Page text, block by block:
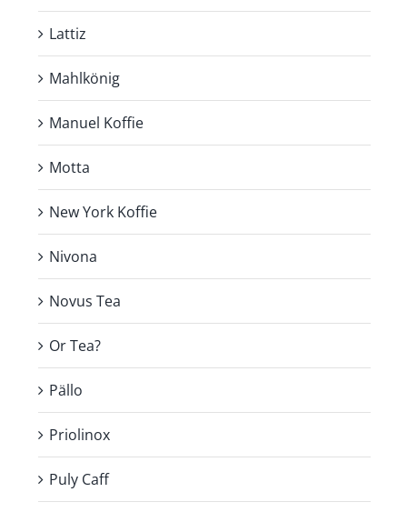
Lattiz
Mahlkönig
Manuel Koffie
Motta
New York Koffie
Nivona
Novus Tea
Or Tea?
Pällo
Priolinox
Puly Caff